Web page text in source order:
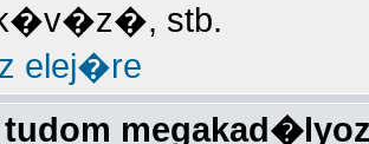
k�v�z�, stb.
elej�re
tudom